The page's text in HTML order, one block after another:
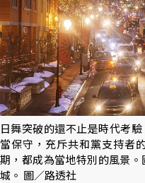
日舞突破的還不止是時代考
當保守，充斥共和黨支持者
期，都成為當地特別的風景
城。 圖／路透社